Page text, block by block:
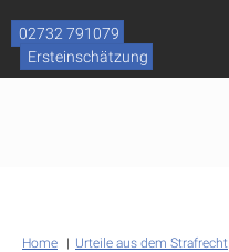
content
02732 791079
Ersteinschätzung
Home
Urteile aus dem Strafrecht